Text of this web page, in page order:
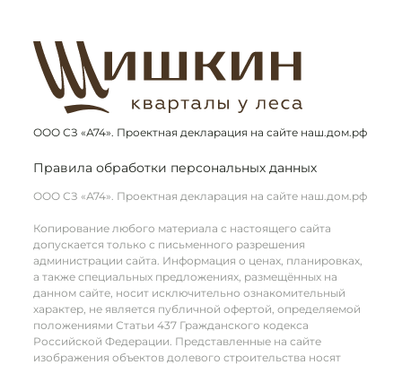
ООО СЗ «А74». Проектная декларация на сайте наш.дом.рф
Правила обработки персональных данных
ООО СЗ «А74». Проектная декларация на сайте наш.дом.рф
Копирование любого материала с настоящего сайта
допускается только с письменного разрешения
администрации сайта. Информация о ценах, планировках,
а также специальных предложениях, размещённых на
данном сайте, носит исключительно ознакомительный
характер, не является публичной офертой, определяемой
положениями Статьи 437 Гражданского кодекса
Российской Федерации. Представленные на сайте
изображения объектов долевого строительства носят